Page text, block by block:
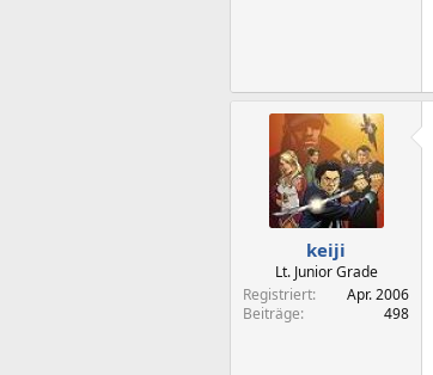
keiji
Lt. Junior Grade
Registriert
Apr. 2006
Beiträge
498